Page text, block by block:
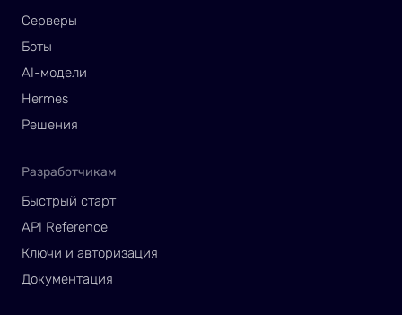
Серверы
Боты
AI-модели
Hermes
Решения
Разработчикам
Быстрый старт
API Reference
Ключи и авторизация
Документация